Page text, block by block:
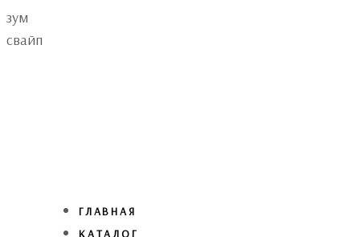
Skip
links
Skip
to
зум
свайп
ГЛАВНАЯ
КАТАЛОГ